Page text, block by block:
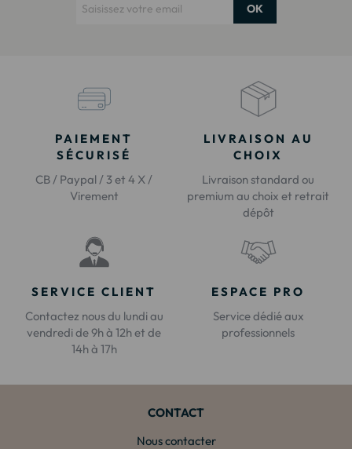
OK
PAIEMENT
SÉCURISÉ
CB / Paypal / 3 et 4 X /
Virement
LIVRAISON AU
CHOIX
Livraison standard ou
premium au choix et retrait
dépôt
SERVICE CLIENT
Contactez nous du lundi au
vendredi de 9h à 12h et de
14h à 17h
ESPACE PRO
Service dédié aux
professionnels
CONTACT
Nous contacter